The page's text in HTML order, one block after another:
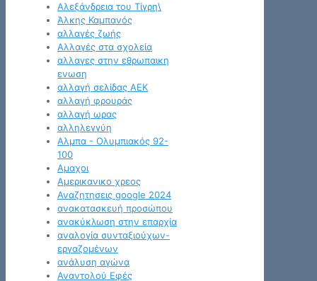
Αλεξάνδρεια του Τίγρη\
Άλκης Καμπανός
αλλαγές ζωής
Αλλαγές στα σχολεία
αλλαγες στην εθρωπαικη
ενωση
αλλαγή σελίδας ΑΕΚ
αλλαγή φρουράς
αλλαγή ωρας
αλληλεγγύη
Αλμπα - Ολυμπιακός 92-
100
Αμαχοι
Αμερικανικο χρεος
Αναζητησεις google 2024
ανακατασκευή προσώπου
ανακύκλωση στην επαρχία
αναλογία συνταξιούχων-
εργαζομένων
ανάλυση αγώνα
Αναντολού Εφές